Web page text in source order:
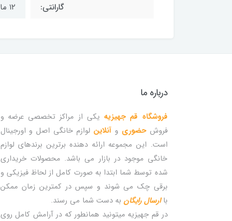
گارانتی: ۱۲ ماه گارانتی
درباره ما
فروشگاه قم جهیزیه یکی از مراکز تخصصی عرضه و
فروشحضوری و آنلاین لوازم خانگی اصل و اورجینال
است. این مجموعه ارائه دهنده برترین برندهای لوازم
خانگی موجود در بازار می باشد. محصولات خریداری
شده توسط شما ابتدا به صورت کامل از لحاظ فیزیکی و
برقی چک می شوند و سپس در کمترین زمان ممکن
با ارسال رایگان به دست شما می رسند.
در قم جهیزیه میتونید همانطور که در آرامش کامل روی